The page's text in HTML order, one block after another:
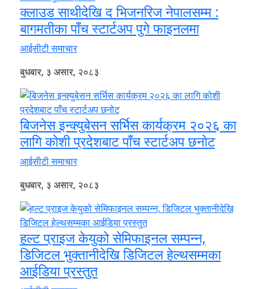
क्लाउड साथीदेखि द भिजनरिज नेपालसम्म :
बागमतीका पाँच स्टार्टअप पुगे फाइनलमा
आईसीटी समाचार
बुधबार, ३ असार, २०८३
बिजनेस इन्क्युबेसन सर्भिस कार्यक्रम २०२६ का
लागि कोशी प्रदेशबाट पाँच स्टार्टअप छनोट
आईसीटी समाचार
बुधबार, ३ असार, २०८३
हल्ट प्राइज केयुको सेमिफाइनल सम्पन्न,
डिजिटल भुक्तानीदेखि डिजिटल हेल्थसम्मका
आईडिया प्रस्तुत